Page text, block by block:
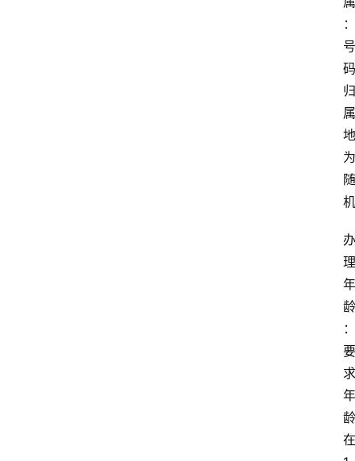
：
号
码
归
属
地
为
随
机
办
理
年
龄
：
要
求
年
龄
在